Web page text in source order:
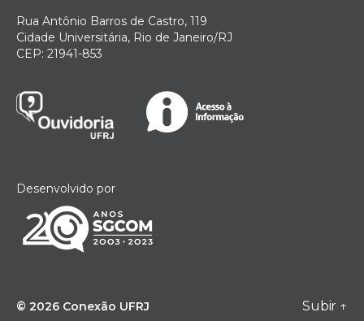
Rua Antônio Barros de Castro, 119
Cidade Universitária, Rio de Janeiro/RJ
CEP: 21941-853
Desenvolvido por
© 2026 Conexão UFRJ Subir ↑